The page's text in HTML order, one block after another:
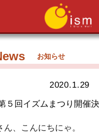
お知らせ
2020.1.29
５回イズムまつり開催
ん、こんにちにゃ。